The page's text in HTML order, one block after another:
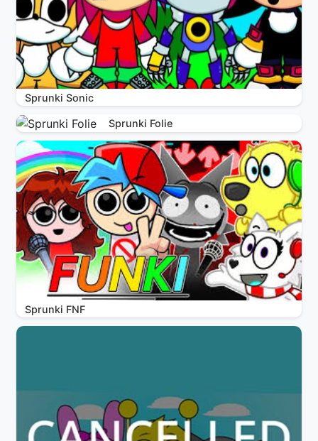
Sprunki Sonic
Sprunki Folie
Sprunki FNF